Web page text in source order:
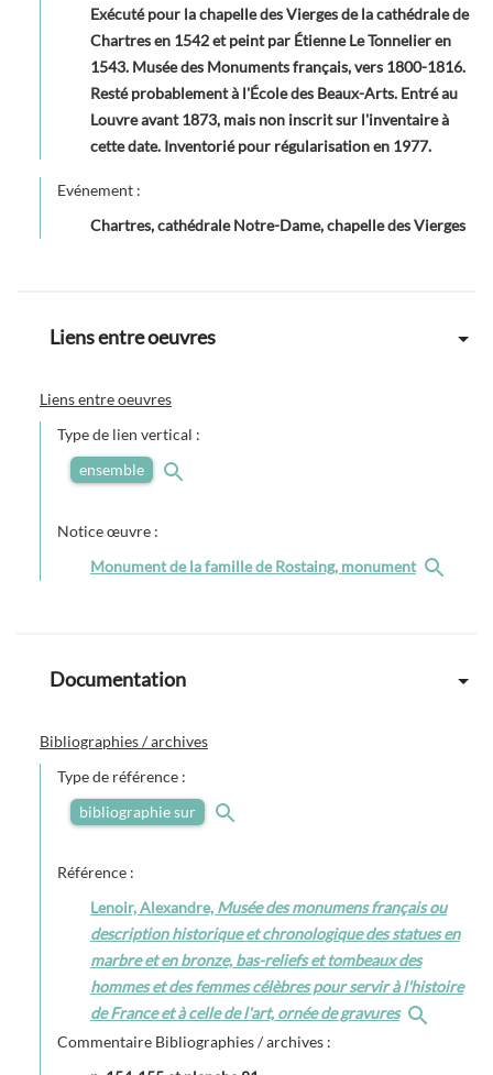
Exécuté pour la chapelle des Vierges de la cathédrale de
Chartres en 1542 et peint par Étienne Le Tonnelier en
1543. Musée des Monuments français, vers 1800-1816.
Resté probablement à l'École des Beaux-Arts. Entré au
Louvre avant 1873, mais non inscrit sur l'inventaire à
cette date. Inventorié pour régularisation en 1977.
Evénement :
Chartres, cathédrale Notre-Dame, chapelle des Vierges
Liens entre oeuvres
Liens entre oeuvres
Type de lien vertical :
ensemble
Notice œuvre :
Monument de la famille de Rostaing, monument
Documentation
Bibliographies / archives
Type de référence :
bibliographie sur
Référence :
Lenoir, Alexandre, Musée des monumens français ou
description historique et chronologique des statues en
marbre et en bronze, bas-reliefs et tombeaux des
hommes et des femmes célèbres pour servir à l'histoire
de France et à celle de l'art, ornée de gravures
Commentaire Bibliographies / archives :